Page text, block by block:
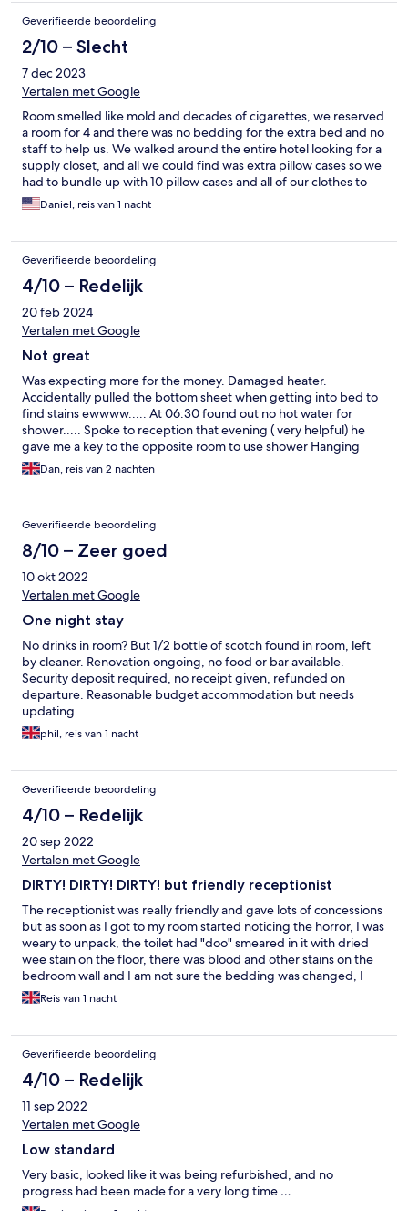
Geverifieerde beoordeling
2/10 – Slecht
7 dec 2023
Vertalen met Google
Room smelled like mold and decades of cigarettes, we reserved
a room for 4 and there was no bedding for the extra bed and no
staff to help us. We walked around the entire hotel looking for a
supply closet, and all we could find was extra pillow cases so we
had to bundle up with 10 pillow cases and all of our clothes to
sleep. The water smelled like sulfur and wouldn’t get hot. There
was a towel heater though so that was cool
Daniel, reis van 1 nacht
Geverifieerde beoordeling
4/10 – Redelijk
20 feb 2024
Vertalen met Google
Not great
Was expecting more for the money. Damaged heater.
Accidentally pulled the bottom sheet when getting into bed to
find stains ewwww..... At 06:30 found out no hot water for
shower..... Spoke to reception that evening ( very helpful) he
gave me a key to the opposite room to use shower Hanging
plugs... Decor dated, parts of carpet threadbare. Good WiFi
though
Dan, reis van 2 nachten
Geverifieerde beoordeling
8/10 – Zeer goed
10 okt 2022
Vertalen met Google
One night stay
No drinks in room? But 1/2 bottle of scotch found in room, left
by cleaner. Renovation ongoing, no food or bar available.
Security deposit required, no receipt given, refunded on
departure. Reasonable budget accommodation but needs
updating.
phil, reis van 1 nacht
Geverifieerde beoordeling
4/10 – Redelijk
20 sep 2022
Vertalen met Google
DIRTY! DIRTY! DIRTY! but friendly receptionist
The receptionist was really friendly and gave lots of concessions
but as soon as I got to my room started noticing the horror, I was
weary to unpack, the toilet had "doo" smeared in it with dried
wee stain on the floor, there was blood and other stains on the
bedroom wall and I am not sure the bedding was changed, I
made a call and a quick overall of the room was made, the rug
also had crumbs all over it, the head board was extremely dirty
Unfortunately my friend who stayed in a more upgraded room
could not take a shower because the hot water did not work.
The hotel looked abandoned from the outside, the pictures
online does not do any justice to reality. The WiFi didn't work in
my room and was unstable at the reception area whenever it did
connect, the house managers looked really unkempt with their
written a negative review before but wish someone had let me
know about these flaws before I booked the hotel. Thanks
Reis van 1 nacht
Geverifieerde beoordeling
4/10 – Redelijk
11 sep 2022
Vertalen met Google
Low standard
Very basic, looked like it was being refurbished, and no
progress had been made for a very long time …